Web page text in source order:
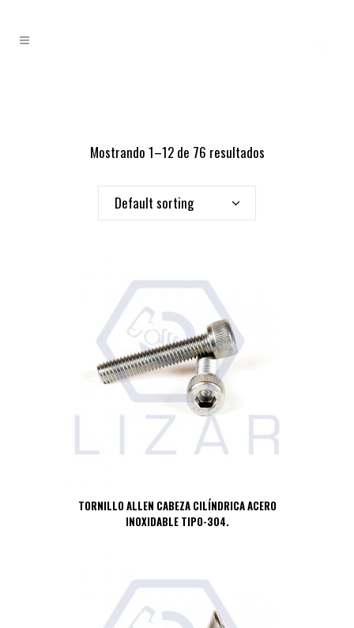
Mostrando 1–12 de 76 resultados
Default sorting
TORNILLO ALLEN CABEZA CILÍNDRICA ACERO
INOXIDABLE TIPO-304.